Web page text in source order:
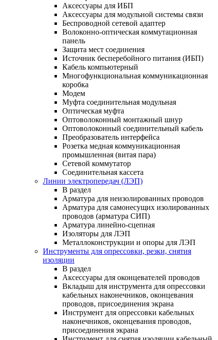
Аксессуары для ИБП
Аксессуары для модульной системы связи
Беспроводной сетевой адаптер
Волоконно-оптическая коммутационная
панель
Защита мест соединения
Источник бесперебойного питания (ИБП)
Кабель компьютерный
Многофункциональная коммуникационная
коробка
Модем
Муфта соединительная модульная
Оптическая муфта
Оптоволоконный монтажный шнур
Оптоволоконный соединительный кабель
Преобразователь интерфейса
Розетка медная коммуникационная
промышленная (витая пара)
Сетевой коммутатор
Соединительная кассета
Линии электропередач (ЛЭП)
В раздел
Арматура для неизолированных проводов
Арматура для самонесущих изолированных
проводов (арматура СИП)
Арматура линейно-сцепная
Изоляторы для ЛЭП
Металлоконструкции и опоры для ЛЭП
Инструменты для опрессовки, резки, снятия
изоляции
В раздел
Аксессуары для оконцевателей проводов
Вкладыш для инструмента для опрессовки
кабельных наконечников, оконцевания
проводов, присоединения экрана
Инструмент для опрессовки кабельных
наконечников, оконцевания проводов,
присоединения экрана